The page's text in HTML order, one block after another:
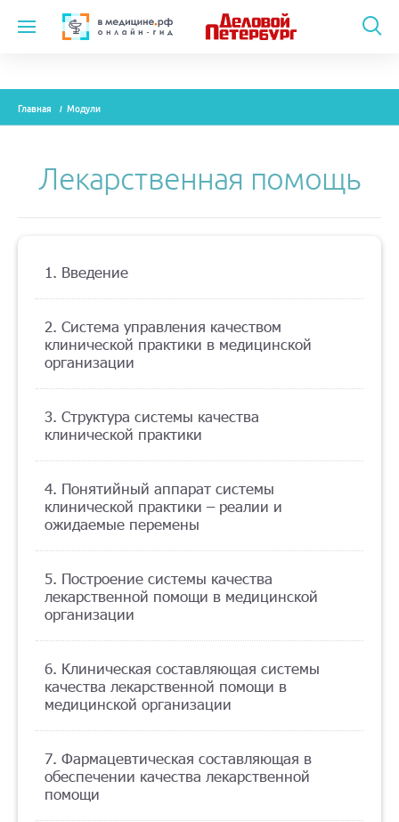
Модули
Рекламодателям
О проекте
Контакты
Помощь
Заказать звонок
Подписка
Кабинет
Главная Модули
Лекарственная помощь
1. Введение
2. Система управления качеством
клинической практики в медицинской
организации
3. Структура системы качества
клинической практики
4. Понятийный аппарат системы
клинической практики – реалии и
ожидаемые перемены
5. Построение системы качества
лекарственной помощи в медицинской
организации
6. Клиническая составляющая системы
качества лекарственной помощи в
медицинской организации
7. Фармацевтическая составляющая в
обеспечении качества лекарственной
помощи